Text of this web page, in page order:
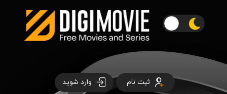
ثبت نام وارد شوید